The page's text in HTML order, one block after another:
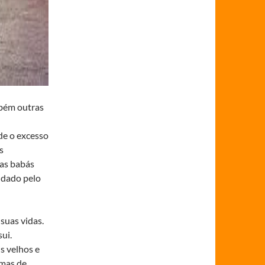
outras
o excesso
babás
pelo
vidas.
velhos e